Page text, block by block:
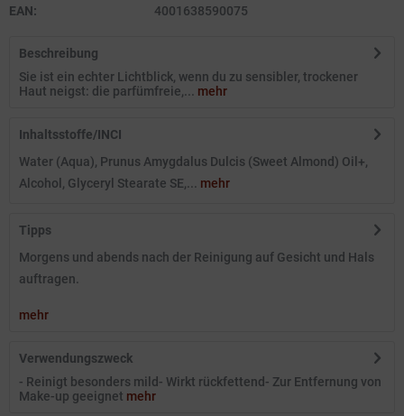
EAN:
4001638590075
Beschreibung
Sie ist ein echter Lichtblick, wenn du zu sensibler, trockener
Haut neigst: die parfümfreie,... mehr
Inhaltsstoffe/INCI
Water (Aqua), Prunus Amygdalus Dulcis (Sweet Almond) Oil+,
Alcohol, Glyceryl Stearate SE,... mehr
Tipps
Morgens und abends nach der Reinigung auf Gesicht und Hals
auftragen.
mehr
Verwendungszweck
- Reinigt besonders mild- Wirkt rückfettend- Zur Entfernung von
Make-up geeignet mehr